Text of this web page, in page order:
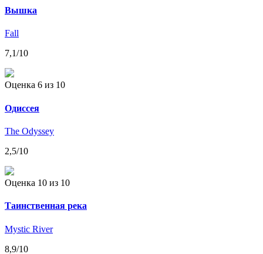
Вышка
Fall
7,1/10
Оценка 6 из 10
Одиссея
The Odyssey
2,5/10
Оценка 10 из 10
Таинственная река
Mystic River
8,9/10